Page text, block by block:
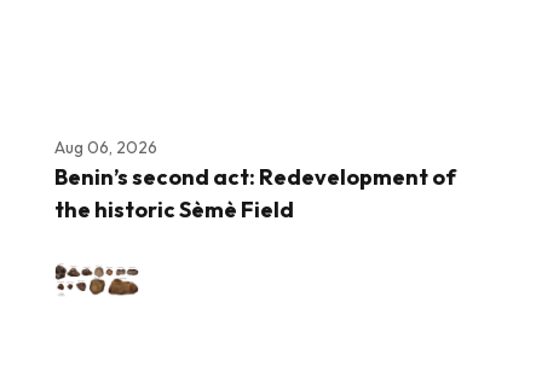
Aug 06, 2026
Benin’s second act: Redevelopment of
the historic Sèmè Field